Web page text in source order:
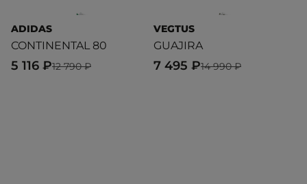
ADIDAS
CONTINENTAL 80
12 790 ₽
5 116 ₽
VEGTUS
GUAJIRA
14 990 ₽
7 495 ₽